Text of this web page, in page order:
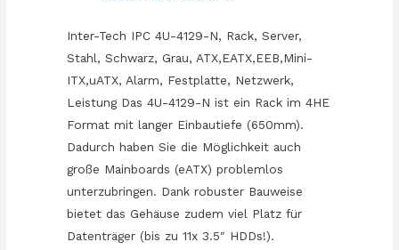
Inter-Tech IPC 4U-4129-N, Rack, Server,
Stahl, Schwarz, Grau, ATX,EATX,EEB,Mini-
ITX,uATX, Alarm, Festplatte, Netzwerk,
Leistung Das 4U-4129-N ist ein Rack im 4HE
Format mit langer Einbautiefe (650mm).
Dadurch haben Sie die Möglichkeit auch
große Mainboards (eATX) problemlos
unterzubringen. Dank robuster Bauweise
bietet das Gehäuse zudem viel Platz für
Datenträger (bis zu 11x 3.5″ HDDs!).